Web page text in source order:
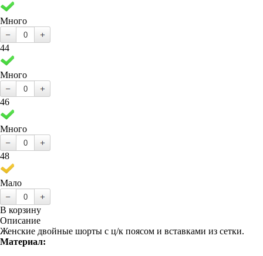
Много
44
Много
46
Много
48
Мало
В корзину
Описание
Женские двойные шорты с ц/к поясом и вставками из сетки.
Материал: